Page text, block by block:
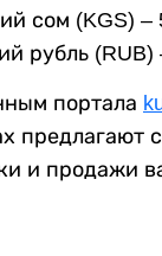
сом (KGS) –
рубль (RUB)
портала
предлагают
и продажи